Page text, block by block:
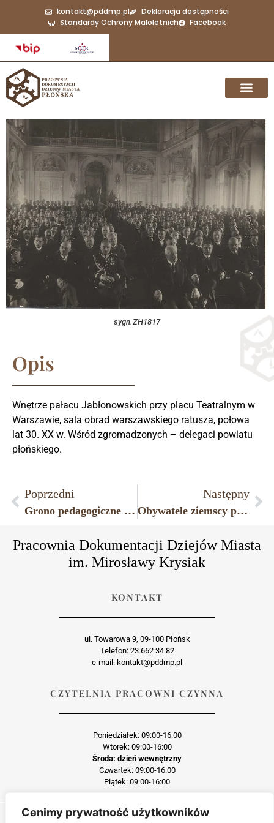
Cenimy prywatność użytkowników
kontakt@pddmp.pl
Deklaracja dostępności
Standardy Ochrony Małoletnich
Facebook
sygn.ZH1817
Opis
Wnętrze pałacu Jabłonowskich przy placu Teatralnym w
Warszawie, sala obrad warszawskiego ratusza, połowa
lat 30. XX w. Wśród zgromadzonych – delegaci powiatu
płońskiego.
Poprzedni
Grono pedagogiczne i wychowankowie klasy IV Miejskiego Gimnazjum Koedukacyjnego im. gen. Bronisława Pierackiego w Płońsku, czerwiec 1939 r.
Następny
Obywatele ziemscy powiatu płońskiego oraz urzędnicy płońskiego samorządu, 1925 rok.
Pracownia Dokumentacji Dziejów Miasta
im. Mirosławy Krysiak
KONTAKT
ul. Towarowa 9, 09-100 Płońsk
Telefon: 23 662 34 82
e-mail: kontakt@pddmp.pl
CZYTELNIA PRACOWNI CZYNNA
Poniedziałek: 09:00-16:00
Wtorek: 09:00-16:00
Środa: dzień wewnętrzny
Czwartek: 09:00-16:00
Piątek: 09:00-16:00
Każda reprodukcja lub adaptacja całości bądź części materiału, niezależnie od